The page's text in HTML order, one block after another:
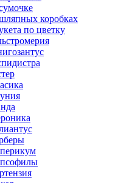
коробках
по цветку